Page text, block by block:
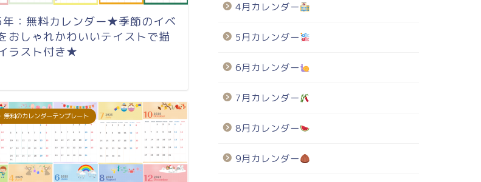
：無料カレンダー★季節のイベ
おしゃれかわいいテイストで描
ラスト付き★
無料のカレンダーテンプレート
4月カレンダー
5月カレンダー
6月カレンダー
7月カレンダー
8月カレンダー
9月カレンダー